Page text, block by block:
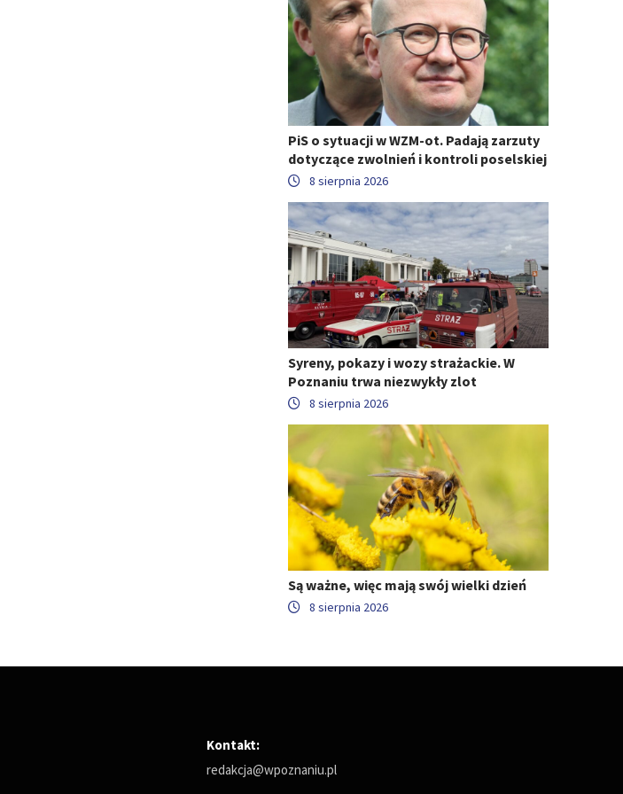
PiS o sytuacji w WZM-ot. Padają zarzuty
dotyczące zwolnień i kontroli poselskiej
8 sierpnia 2026
Syreny, pokazy i wozy strażackie. W
Poznaniu trwa niezwykły zlot
8 sierpnia 2026
Są ważne, więc mają swój wielki dzień
8 sierpnia 2026
Kontakt:
redakcja@wpoznaniu.pl